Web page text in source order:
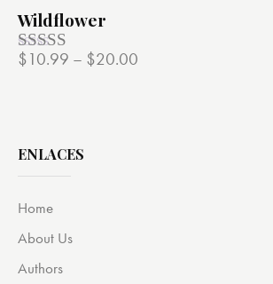
Wildflower
Valorado
$10.99 – $20.00
ENLACES
Home
About Us
Authors